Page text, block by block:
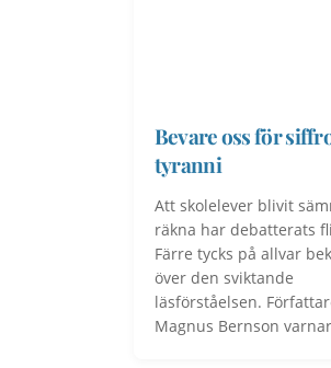
Bevare oss för
tyranni
Att skolelever blivit
räkna har debatterats
Färre tycks på allvar
över den sviktande
läsförståelsen.
Magnus Bernson